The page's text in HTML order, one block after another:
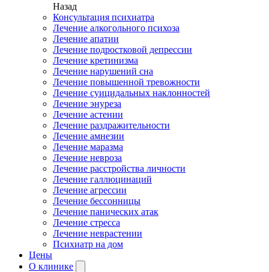
Назад
Консультация психиатра
Лечение алкогольного психоза
Лечение апатии
Лечение подростковой депрессии
Лечение кретинизма
Лечение нарушений сна
Лечение повышенной тревожности
Лечение суицидальных наклонностей
Лечение энуреза
Лечение астении
Лечение раздражительности
Лечение амнезии
Лечение маразма
Лечение невроза
Лечение расстройства личности
Лечение галлюцинаций
Лечение агрессии
Лечение бессонницы
Лечение панических атак
Лечение стресса
Лечение неврастении
Психиатр на дом
Цены
О клинике